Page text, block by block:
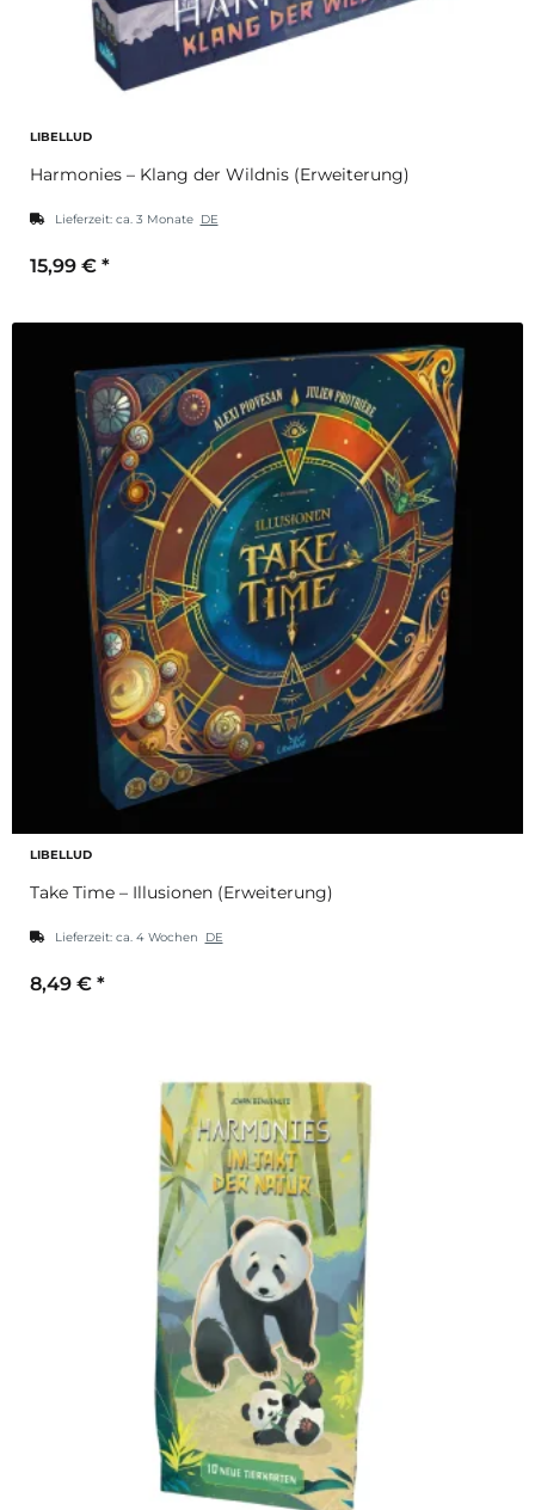
LIBELLUD
Harmonies – Klang der Wildnis (Erweiterung)
Lieferzeit: ca. 3 Monate DE
15,99 € *
LIBELLUD
Take Time – Illusionen (Erweiterung)
Lieferzeit: ca. 4 Wochen DE
8,49 € *